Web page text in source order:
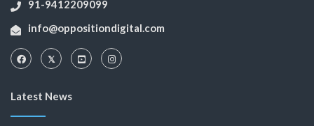
91-9412209099
info@oppositiondigital.com
Latest News